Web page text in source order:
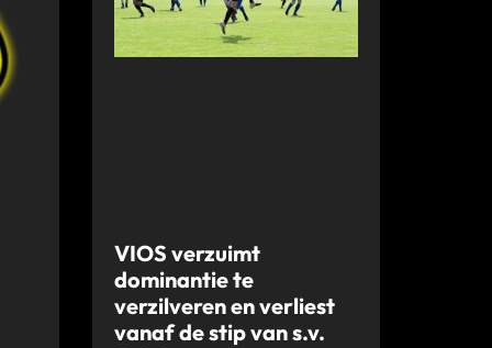
VIOS verzuimt
dominantie te
verzilveren en verliest
vanaf de stip van s.v.